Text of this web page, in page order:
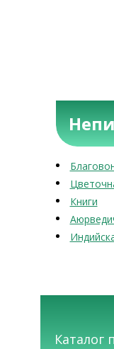
Книги
Каталог